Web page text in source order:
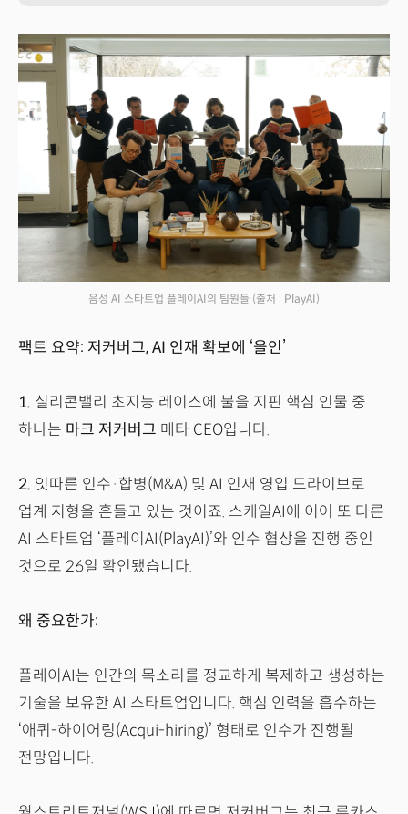
음성 AI 스타트업 플레이AI의 팀원들 (출처 : PlayAI)
팩트 요약: 저커버그, AI 인재 확보에 ‘올인’
1. 실리콘밸리 초지능 레이스에 불을 지핀 핵심 인물 중
하나는 마크 저커버그 메타 CEO입니다.
2. 잇따른 인수·합병(M&A) 및 AI 인재 영입 드라이브로
업계 지형을 흔들고 있는 것이죠. 스케일AI에 이어 또 다른
AI 스타트업 ‘플레이AI(PlayAI)’와 인수 협상을 진행 중인
것으로 26일 확인됐습니다.
왜 중요한가:
플레이AI는 인간의 목소리를 정교하게 복제하고 생성하는
기술을 보유한 AI 스타트업입니다. 핵심 인력을 흡수하는
‘애퀴-하이어링(Acqui-hiring)’ 형태로 인수가 진행될
전망입니다.